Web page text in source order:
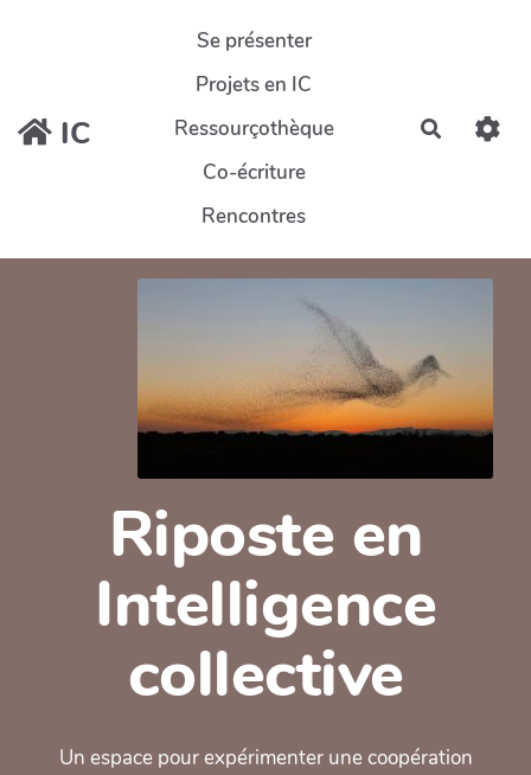
Aller au contenu principal
IC
Se présenter
Projets en IC
Ressourçothèque
Co-écriture
Rencontres
Riposte en
Intelligence
collective
Un espace pour expérimenter une coopération